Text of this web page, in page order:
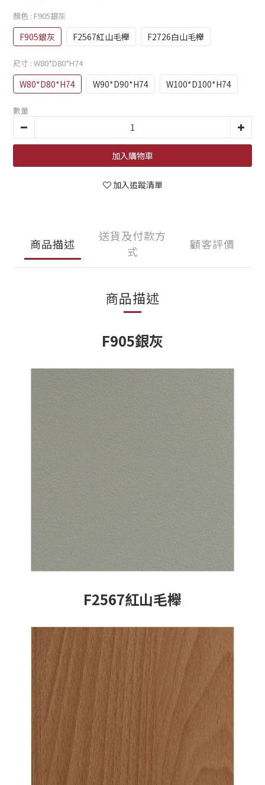
顏色 : F905銀灰
F905銀灰 F2567紅山毛櫸 F2726白山毛櫸
尺寸 : W80*D80*H74
W80*D80*H74 W90*D90*H74 W100*D100*H74
數量
加入購物車
加入追蹤清單
商品描述
送貨及付款方
式
顧客評價
商品描述
F905銀灰
F2567紅山毛櫸